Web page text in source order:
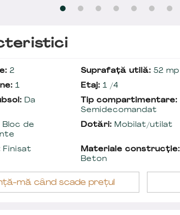
2 Suprafață utilă: 52 mp
1 Etaj: 1 /4
Da
Tip compartimentare:
Semidecomandat
Bloc de
Dotări: Mobilat/utilat
Finisat
Materiale construcție:
Beton
mă când scade prețul